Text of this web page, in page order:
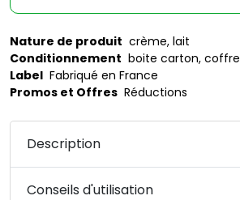
Nature de produit crème, lait
Conditionnement boite carton,
Label Fabriqué en France
Promos et Offres Réductions
Description
Conseils d'utilisation